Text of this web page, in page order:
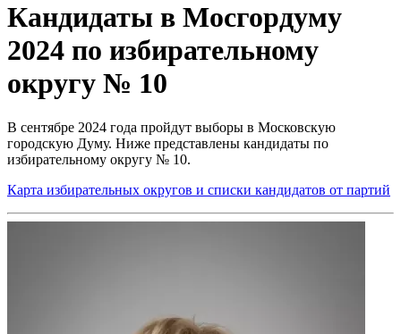
Кандидаты в Мосгордуму
2024 по избирательному
округу № 10
В сентябре 2024 года пройдут выборы в Московскую
городскую Думу. Ниже представлены кандидаты по
избирательному округу № 10.
Карта избирательных округов и списки кандидатов от партий